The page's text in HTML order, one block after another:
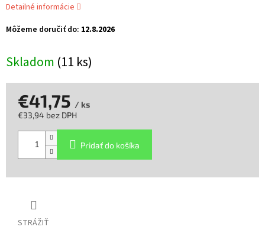
Skladom (11 ks)
Môžeme doručiť do: 12.8.2026
Detailné informácie
STRÁŽIŤ
€41,75 / ks
€33,94 bez DPH
Pridať do košíka